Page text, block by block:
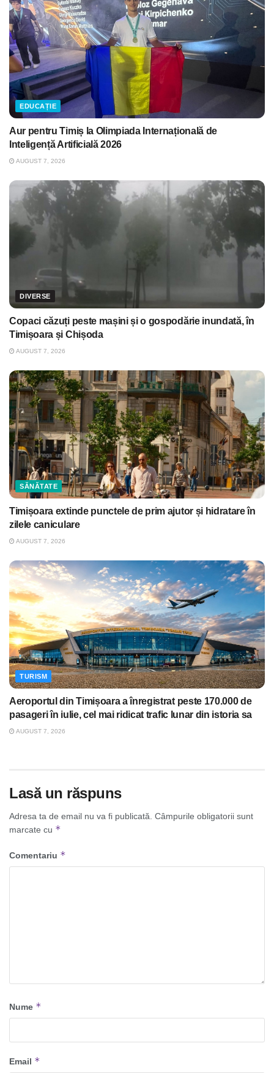
EDUCAȚIE
Aur pentru Timiș la Olimpiada Internațională de
Inteligență Artificială 2026
AUGUST 7, 2026
DIVERSE
Copaci căzuți peste mașini și o gospodărie inundată, în
Timișoara și Chișoda
AUGUST 7, 2026
SĂNĂTATE
Timișoara extinde punctele de prim ajutor și hidratare în
zilele caniculare
AUGUST 7, 2026
TURISM
Aeroportul din Timișoara a înregistrat peste 170.000 de
pasageri în iulie, cel mai ridicat trafic lunar din istoria sa
AUGUST 7, 2026
Lasă un răspuns
Adresa ta de email nu va fi publicată. Câmpurile obligatorii sunt
marcate cu *
Comentariu *
Nume *
Email *